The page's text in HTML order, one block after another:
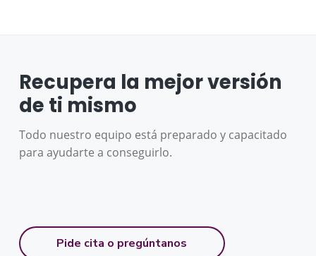
Recupera la mejor versión
de ti mismo
Todo nuestro equipo está preparado y capacitado
para ayudarte a conseguirlo.
Pide cita o pregúntanos